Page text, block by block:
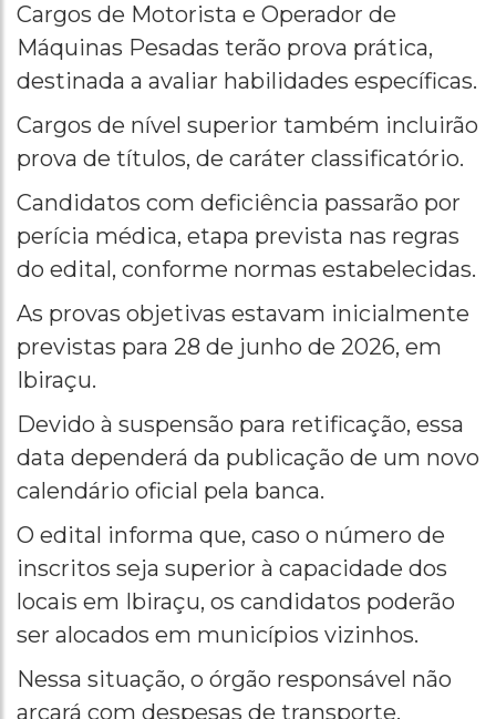
Cargos de Motorista e Operador de
Máquinas Pesadas terão prova prática,
destinada a avaliar habilidades específicas.
Cargos de nível superior também incluirão
prova de títulos, de caráter classificatório.
Candidatos com deficiência passarão por
perícia médica, etapa prevista nas regras
do edital, conforme normas estabelecidas.
As provas objetivas estavam inicialmente
previstas para 28 de junho de 2026, em
Ibiraçu.
Devido à suspensão para retificação, essa
data dependerá da publicação de um novo
calendário oficial pela banca.
O edital informa que, caso o número de
inscritos seja superior à capacidade dos
locais em Ibiraçu, os candidatos poderão
ser alocados em municípios vizinhos.
Nessa situação, o órgão responsável não
arcará com despesas de transporte,